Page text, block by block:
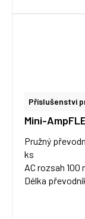
Příslušenství
Mini-
Pružný
ks
AC rozsah 100
Délka